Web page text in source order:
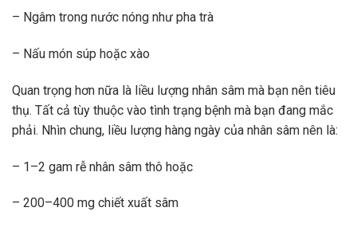
– Ngâm trong nước nóng như pha trà
– Nấu món súp hoặc xào
Quan trọng hơn nữa là liều lượng nhân sâm mà bạn nên tiêu
thụ. Tất cả tùy thuộc vào tình trạng bệnh mà bạn đang mắc
phải. Nhìn chung, liều lượng hàng ngày của nhân sâm nên là:
– 1–2 gam rễ nhân sâm thô hoặc
– 200–400 mg chiết xuất sâm